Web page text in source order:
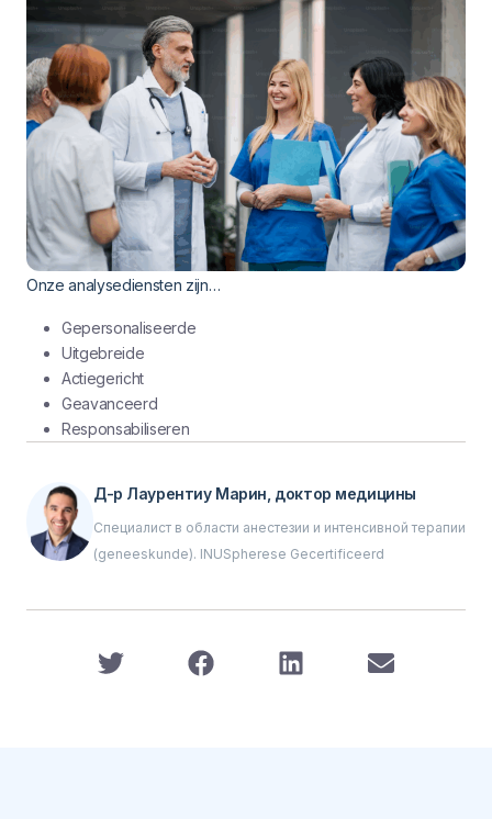
Onze analysediensten zijn…
Gepersonaliseerde
Uitgebreide
Actiegericht
Geavanceerd
Responsabiliseren
Д-р Лаурентиу Марин, доктор медицины
Специалист в области анестезии и интенсивной терапии
(geneeskunde). INUSpherese Gecertificeerd